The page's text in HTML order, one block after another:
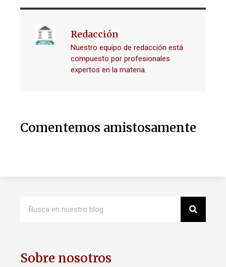
Redacción
Nuestro equipo de redacción está
compuesto por profesionales
expertos en la materia.
Comentemos amistosamente
Sobre nosotros